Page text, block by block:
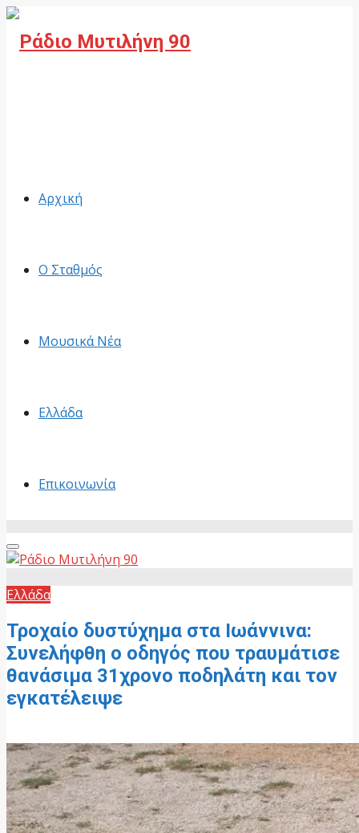
Αρχική
Ο Σταθμός
Μουσικά Νέα
Ελλάδα
Επικοινωνία
Primary
Menu
Ελλάδα
Τροχαίο δυστύχημα στα Ιωάννινα:
Συνελήφθη ο οδηγός που τραυμάτισε
θανάσιμα 31χρονο ποδηλάτη και τον
εγκατέλειψε